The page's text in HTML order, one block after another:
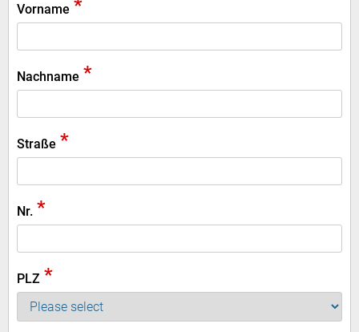
Vorname *
Nachname *
Straße *
Nr. *
PLZ *